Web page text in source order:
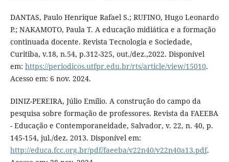
DANTAS, Paulo Henrique Rafael S.; RUFINO, Hugo Leonardo
P.; NAKAMOTO, Paula T. A educação midiática e a formação
continuada docente. Revista Tecnologia e Sociedade,
Curitiba, v.18, n.54, p.312-325, out./dez.,2022. Disponível
em: https://periodicos.utfpr.edu.br/rts/article/view/15010.
Acesso em: 6 nov. 2024.
DINIZ-PEREIRA, Júlio Emílio. A construção do campo da
pesquisa sobre formação de professores. Revista da FAEEBA
- Educação e Contemporaneidade, Salvador, v. 22, n. 40, p.
145-154, jul./dez. 2013. Disponível em:
http://educa.fcc.org.br/pdf/faeeba/v22n40/v22n40a13.pdf.